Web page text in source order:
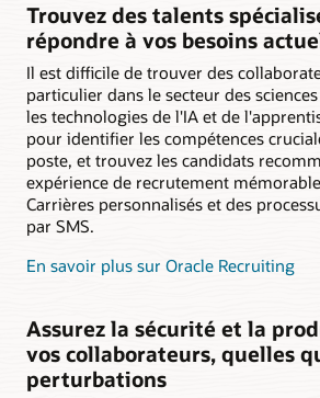
Trouvez des talents
répondre à vos besoins
Il est difficile de trouver des
particulier dans le secteur des
les technologies de l'IA et de
pour identifier les compétences
poste, et trouvez les candidats
expérience de recrutement
Carrières personnalisés et des
par SMS.
En savoir plus sur Oracle Recruiting
Assurez la sécurité et la
vos collaborateurs, quelles
perturbations